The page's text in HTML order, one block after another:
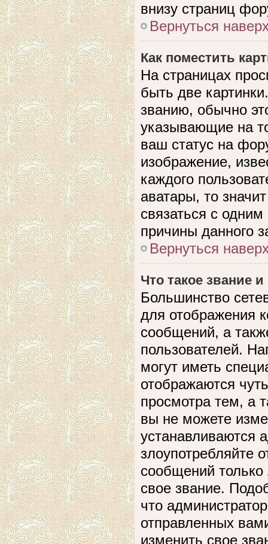
внизу страниц
Вернуться
Как поместить
На страницах
быть две
званию, обычно
указывающие на
ваш статус на
изображение,
каждого
аватары, то
связаться с
причины данного
Вернуться
Что такое звание
Большинство
для отображения
сообщений, а
пользователей.
могут иметь
отображаются
просмотра тем, а
вы не можете
устанавливаются
злоупотребляйте
сообщений
свое звание.
что
отправленных
изменить свое